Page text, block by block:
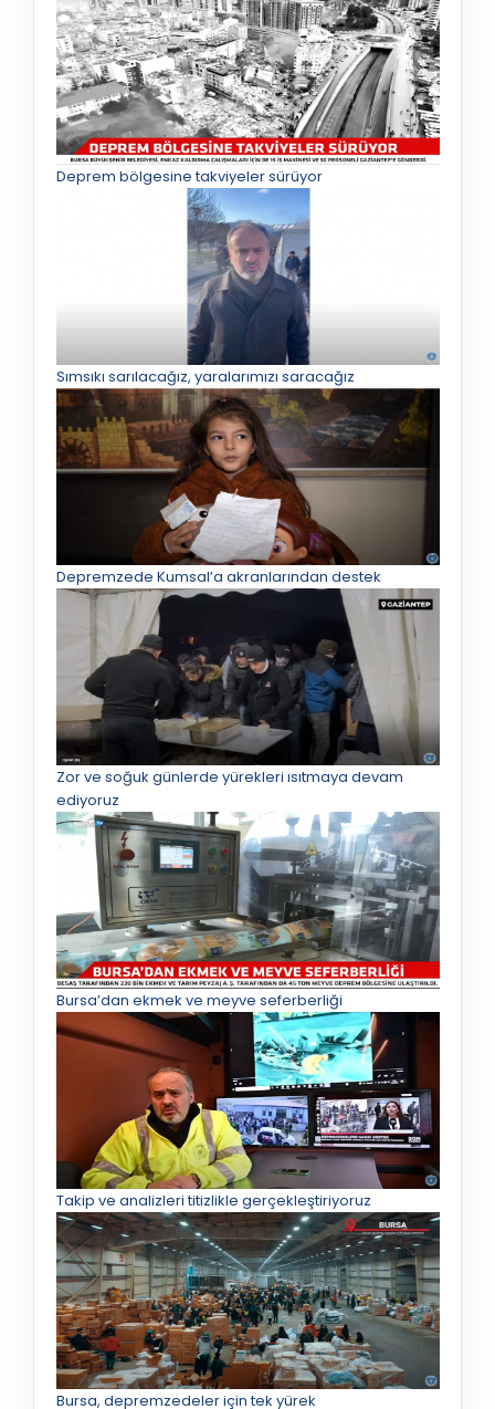
Deprem bölgesine takviyeler sürüyor
Sımsıkı sarılacağız, yaralarımızı saracağız
Depremzede Kumsal’a akranlarından destek
Zor ve soğuk günlerde yürekleri ısıtmaya devam
ediyoruz
Bursa’dan ekmek ve meyve seferberliği
Takip ve analizleri titizlikle gerçekleştiriyoruz
Bursa, depremzedeler için tek yürek